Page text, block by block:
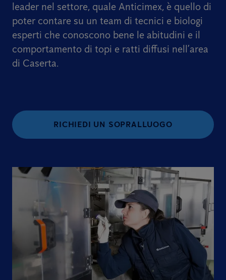
leader nel settore, quale Anticimex, è quello di
poter contare su un team di tecnici e biologi
esperti che conoscono bene le abitudini e il
comportamento di topi e ratti diffusi nell’area
di Caserta.
RICHIEDI UN SOPRALLUOGO